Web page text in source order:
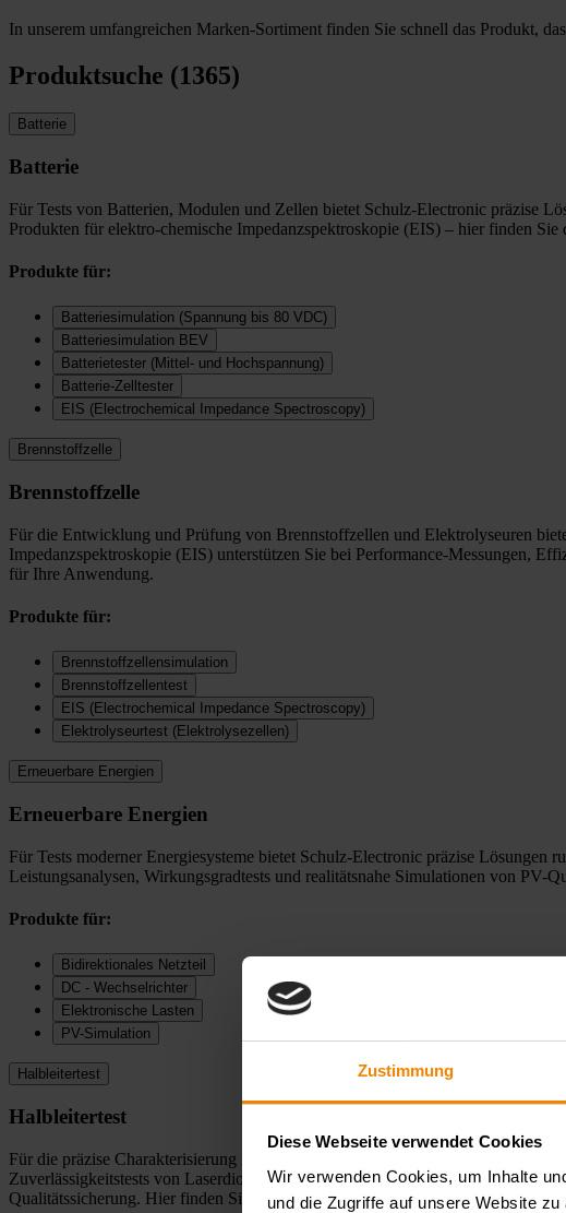
Zustimmung
Diese Webseite verwendet Cookies
Wir verwenden Cookies, um Inhalte
und die Zugriffe auf unsere Website
In unserem umfangreichen Marken-Sortiment finden Sie schnell das Produkt,
Produktsuche (1365)
Batterie
Batterie
Für Tests von Batterien, Modulen und Zellen bietet Schulz-Electronic präzise
Produkten für elektro-chemische Impedanzspektroskopie (EIS) – hier finden Sie
Produkte für:
Batteriesimulation (Spannung bis 80 VDC)
Batteriesimulation BEV
Batterietester (Mittel- und Hochspannung)
Batterie-Zelltester
EIS (Electrochemical Impedance Spectroscopy)
Brennstoffzelle
Brennstoffzelle
Für die Entwicklung und Prüfung von Brennstoffzellen und Elektrolyseuren
Impedanzspektroskopie (EIS) unterstützen Sie bei Performance-Messungen,
für Ihre Anwendung.
Produkte für:
Brennstoffzellensimulation
Brennstoffzellentest
EIS (Electrochemical Impedance Spectroscopy)
Elektrolyseurtest (Elektrolysezellen)
Erneuerbare Energien
Erneuerbare Energien
Für Tests moderner Energiesysteme bietet Schulz-Electronic präzise
Leistungsanalysen, Wirkungsgradtests und realitätsnahe Simulationen von
Produkte für:
Bidirektionales Netzteil
DC - Wechselrichter
Elektronische Lasten
PV-Simulation
Halbleitertest
Halbleitertest
Für die präzise Charakterisierung moderner Halbleiter bietet Schulz Electronic
Zuverlässigkeitstests von Laserdioden. Unsere Systeme ermöglichen exakte
Qualitätssicherung. Hier finden Sie die passenden Produkte für Ihre Anwendung.